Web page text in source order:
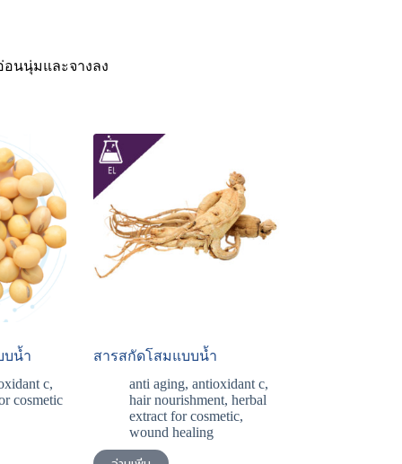
นนุ่มและจางลง
บน้ำ
c,
cosmetic
สารสกัดโสมแบบน้ำ
anti aging, antioxidant c,
hair nourishment, herbal
extract for cosmetic,
wound healing